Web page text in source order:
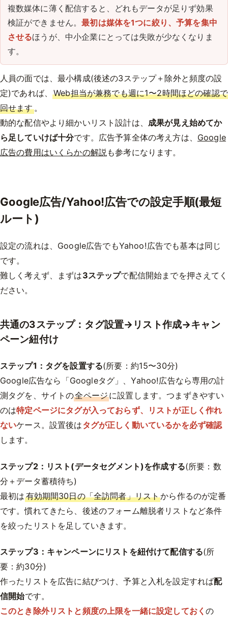
複数媒体に薄く配信すると、どれもデータが足りず効果
検証ができません。最初は媒体を1つに絞り、予算を集中
させるほうが、中小企業にとっては失敗が少なくなりま
す。
人員の面では、最小構成(後述の3ステップ＋除外と頻度の設
定)であれば、Web担当が兼務でも週に1〜2時間ほどの確認で
回せます。
動的な配信やより細かいリスト設計は、 成果が見え始めてか
ら足していけば十分です。広告予算全体の考え方は、 Google
広告の費用はいくらかの解説 も参考になります。
Google広告/Yahoo!広告での設定手順(最短
ルート)
設定の流れは、Google広告でもYahoo!広告でも基本は同じ
です。
難しく考えず、まずは3ステップで配信開始までを押さえてく
ださい。
共通の3ステップ：タグ設置→リスト作成→キャン
ペーン紐付け
ステップ1：タグを設置する(所要：約15〜30分)
Google広告なら「Googleタグ」、Yahoo!広告なら専用の計
測タグを、サイトの全ページに設置します。つまずきやすい
のは特定ページにタグが入っておらず、リストが正しく作れ
ないケース。設置後はタグが正しく動いているかを必ず確認
します。
ステップ2：リスト(データセグメント)を作成する(所要：数
分＋データ蓄積待ち)
最初は有効期間30日の「全訪問者」リストから作るのが定番
です。慣れてきたら、後述のフォーム離脱者リストなど条件
を絞ったリストを足していきます。
ステップ3：キャンペーンにリストを紐付けて配信する(所
要：約30分)
作ったリストを広告に結びつけ、予算と入札を設定すれば配
信開始です。
このとき除外リストと頻度の上限を一緒に設定しておくの